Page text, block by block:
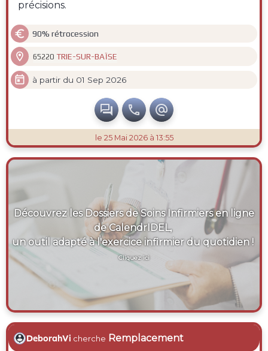
précisions.
 90% rétrocession
 65220 TRIE-SUR-BAÏSE
 à partir du 01 Sep 2026
  
le 25 Mai 2026 à 13:55
Découvrez les Dossiers de Soins Infirmiers en ligne
de CalendrIDEL,
un outil adapté à l'exercice infirmier du quotidien !
Cliquez ici
DeborahVi cherche Remplacement